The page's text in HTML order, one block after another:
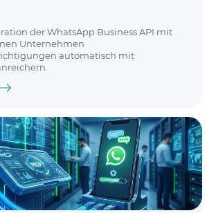
der WhatsApp Business API mit
Unternehmen
automatisch mit